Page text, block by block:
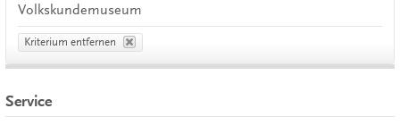
Volkskundemuseum
Kriterium entfernen
Service